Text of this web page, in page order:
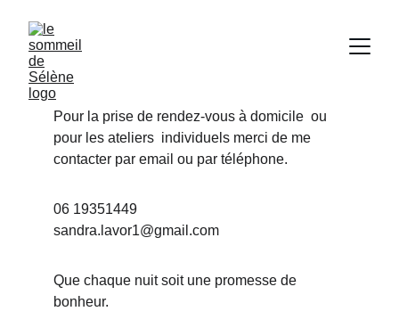
Pour la prise de rendez-vous à domicile  ou
pour les ateliers  individuels merci de me
contacter par email ou par téléphone.
06 19351449
sandra.lavor1@gmail.com
Que chaque nuit soit une promesse de
bonheur.